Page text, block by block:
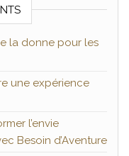
la donne pour les
une expérience
l’envie
Besoin d’Aventure